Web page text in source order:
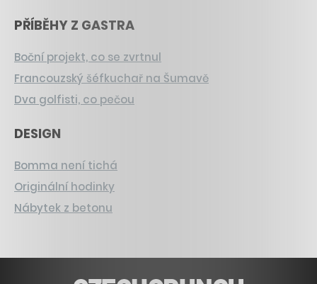
PŘÍBĚHY Z GASTRA
Boční projekt, co se zvrtnul
Francouzský šéfkuchař na Šumavě
Dva golfisti, co pečou
DESIGN
Bomma není tichá
Originální hodinky
Nábytek z betonu